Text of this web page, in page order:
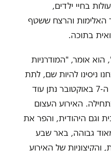
בחיי ילדים,
האלימות והרצח ששטף
בתוכה.
אומר, "המודרניות
ניסינו להיות שם, לתת
מענים וגם לבנות תשתיות. ה-7 באוקטובר נתן עוד
האירוע העצום
וגם היהודית, והפר את
גבוהה, באר שבע
של האירוע